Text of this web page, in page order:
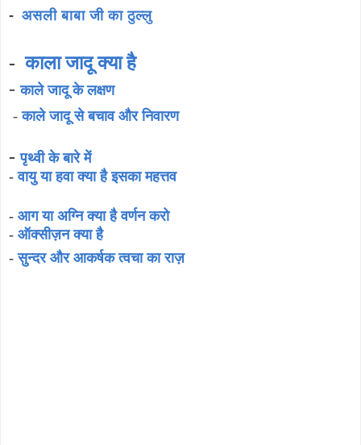
- असली बाबा जी का ठुल्लु
-काला जादू क्या है
-काले जादू के लक्षण
-काले जादू से बचाव और निवारण
-पृथ्वी के बारे में
-वायु या हवा क्या है इसका महत्तव
- आग या अग्नि क्या है वर्णन करो
- ऑक्सीज़न क्या है
-सुन्दर और आकर्षक त्वचा का राज़